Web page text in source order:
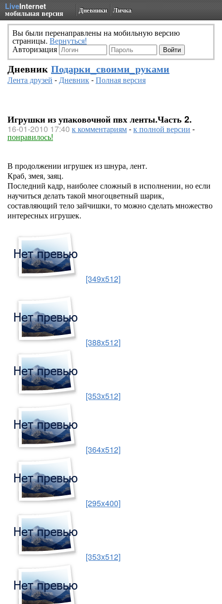
LiveInternet
мобильная версия Дневники Личка
Вы были перенаправлены на мобильную версию
страницы. Вернуться!
Авторизация
Дневник Подарки_своими_руками
Лента друзей -Дневник-Полная версия
Игрушки из упаковочной пвх ленты.Часть 2.
16-01-2010 17:40 к комментариям-к полной версии -
понравилось!
В продолжении игрушек из шнура, лент.
Краб, змея, заяц.
Последний кадр, наиболее сложный в исполнении, но если
научиться делать такой многоцветный шарик,
составляющий тело зайчишки, то можно сделать множество
интересных игрушек.
[349x512]
[388x512]
[353x512]
[364x512]
[295x400]
[353x512]